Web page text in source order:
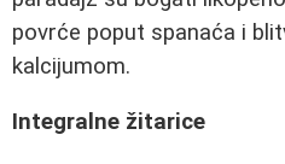
povrće poput spanaća i
kalcijumom.
Integralne žitarice